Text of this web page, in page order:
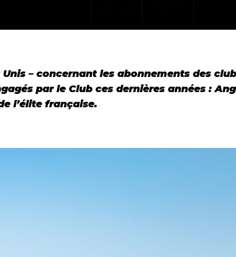
– concernant les abonnements des
par le Club ces dernières années :
l’élite française.